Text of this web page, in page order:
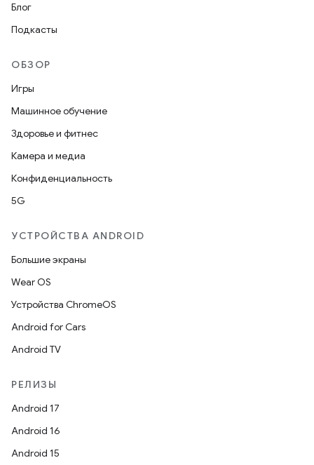
Блог
Подкасты
ОБЗОР
Игры
Машинное обучение
Здоровье и фитнес
Камера и медиа
Конфиденциальность
5G
УСТРОЙСТВА ANDROID
Большие экраны
Wear OS
Устройства ChromeOS
Android for Cars
Android TV
РЕЛИЗЫ
Android 17
Android 16
Android 15